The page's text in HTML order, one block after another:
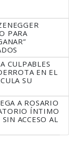
PARA
CULPABLES
EN EL
SU
A ROSARIO
ÍNTIMO
ACCESO AL